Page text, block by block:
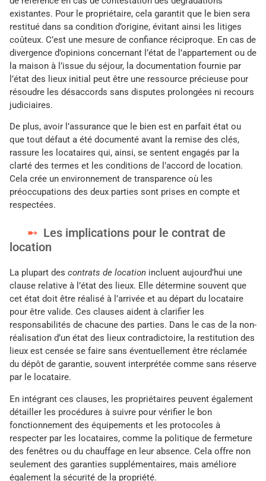
existantes. Pour le propriétaire, cela garantit que le bien sera
restitué dans sa condition d’origine, évitant ainsi les litiges
coûteux. C’est une mesure de confiance réciproque. En cas de
divergence d’opinions concernant l’état de l’appartement ou de
la maison à l’issue du séjour, la documentation fournie par
l’état des lieux initial peut être une ressource précieuse pour
résoudre les désaccords sans disputes prolongées ni recours
judiciaires.
De plus, avoir l’assurance que le bien est en parfait état ou
que tout défaut a été documenté avant la remise des clés,
rassure les locataires qui, ainsi, se sentent engagés par la
clarté des termes et les conditions de l’accord de location.
Cela crée un environnement de transparence où les
préoccupations des deux parties sont prises en compte et
respectées.
Les implications pour le contrat de
location
La plupart des contrats de location incluent aujourd’hui une
clause relative à l’état des lieux. Elle détermine souvent que
cet état doit être réalisé à l’arrivée et au départ du locataire
pour être valide. Ces clauses aident à clarifier les
responsabilités de chacune des parties. Dans le cas de la non-
réalisation d’un état des lieux contradictoire, la restitution des
lieux est censée se faire sans éventuellement être réclamée
du dépôt de garantie, souvent interprétée comme sans réserve
par le locataire.
En intégrant ces clauses, les propriétaires peuvent également
détailler les procédures à suivre pour vérifier le bon
fonctionnement des équipements et les protocoles à
respecter par les locataires, comme la politique de fermeture
des fenêtres ou du chauffage en leur absence. Cela offre non
seulement des garanties supplémentaires, mais améliore
également la sécurité de la propriété.